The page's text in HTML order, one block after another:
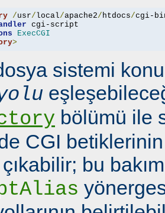
/usr/local/apache2/htdocs/cgi-
cgi-script
ExecCGI
>
sistemi
bölümü ile
CGI
çıkabilir; bu